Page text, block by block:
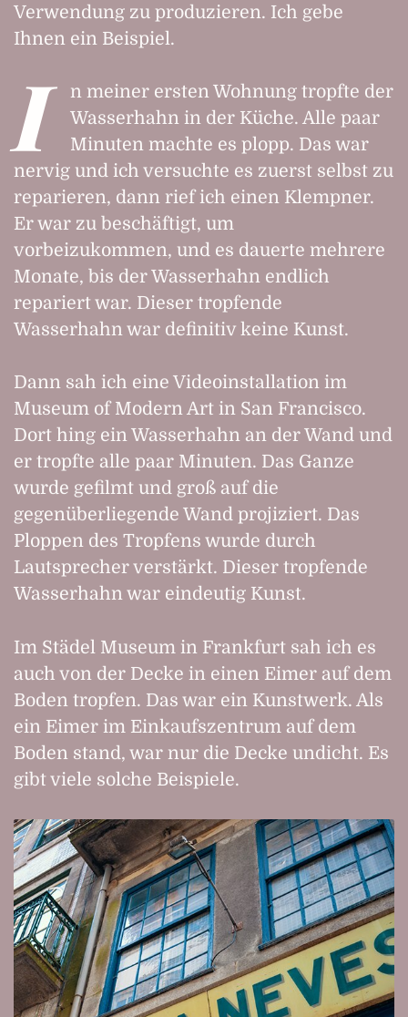
Verwendung zu produzieren. Ich gebe
Ihnen ein Beispiel.
I
n meiner ersten Wohnung tropfte der
Wasserhahn in der Küche. Alle paar
Minuten machte es plopp. Das war
nervig und ich versuchte es zuerst selbst zu
reparieren, dann rief ich einen Klempner.
Er war zu beschäftigt, um
vorbeizukommen, und es dauerte mehrere
Monate, bis der Wasserhahn endlich
repariert war. Dieser tropfende
Wasserhahn war definitiv keine Kunst.
Dann sah ich eine Videoinstallation im
Museum of Modern Art in San Francisco.
Dort hing ein Wasserhahn an der Wand und
er tropfte alle paar Minuten. Das Ganze
wurde gefilmt und groß auf die
gegenüberliegende Wand projiziert. Das
Ploppen des Tropfens wurde durch
Lautsprecher verstärkt. Dieser tropfende
Wasserhahn war eindeutig Kunst.
Im Städel Museum in Frankfurt sah ich es
auch von der Decke in einen Eimer auf dem
Boden tropfen. Das war ein Kunstwerk. Als
ein Eimer im Einkaufszentrum auf dem
Boden stand, war nur die Decke undicht. Es
gibt viele solche Beispiele.